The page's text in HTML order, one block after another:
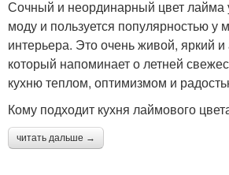
Сочный и неординарный цвет
моду и пользуется популярностью у
интерьера. Это очень живой, яркий и
который напоминает о летней
кухню теплом, оптимизмом и
Кому подходит кухня лаймового
читать дальше →